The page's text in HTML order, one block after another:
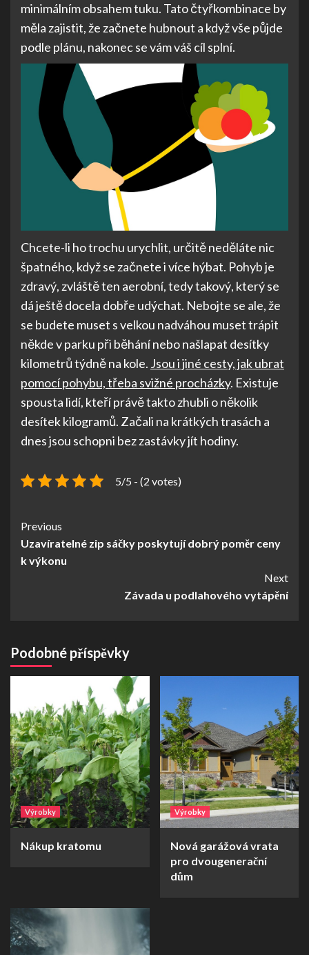
minimálním obsahem tuku. Tato čtyřkombinace by
měla zajistit, že začnete hubnout a když vše půjde
podle plánu, nakonec se vám váš cíl splní.
Chcete-li ho trochu urychlit, určitě neděláte nic
špatného, když se začnete i více hýbat. Pohyb je
zdravý, zvláště ten aerobní, tedy takový, který se
dá ještě docela dobře udýchat. Nebojte se ale, že
se budete muset s velkou nadváhou muset trápit
někde v parku při běhání nebo našlapat desítky
kilometrů týdně na kole. Jsou i jiné cesty, jak ubrat
pomocí pohybu, třeba svižné procházky. Existuje
spousta lidí, kteří právě takto zhubli o několik
desítek kilogramů. Začali na krátkých trasách a
dnes jsou schopni bez zastávky jít hodiny.
5/5 - (2 votes)
Continue
Reading
Previous
Uzavíratelné zip sáčky poskytují dobrý poměr ceny
k výkonu
Next
Závada u podlahového vytápění
Podobné příspěvky
Výrobky
Nákup kratomu
Výrobky
Nová garážová vrata
pro dvougenerační
dům